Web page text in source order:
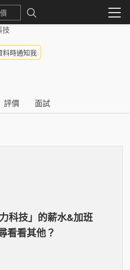
技
料時通知我
評價 面試
科技」的薪水&加班
看看其他？